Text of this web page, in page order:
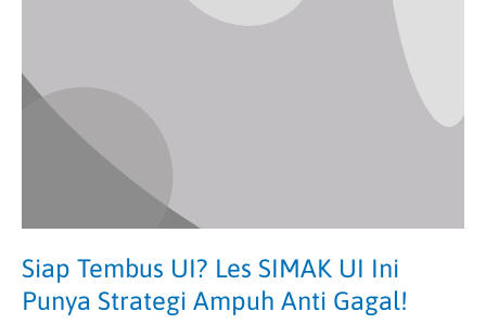
Siap Tembus UI? Les SIMAK UI Ini
Punya Strategi Ampuh Anti Gagal!
UI
Gagal!